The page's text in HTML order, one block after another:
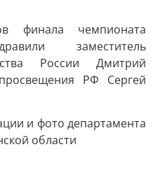
финала чемпионата
заместитель
России Дмитрий
РФ Сергей
и фото департамента
области